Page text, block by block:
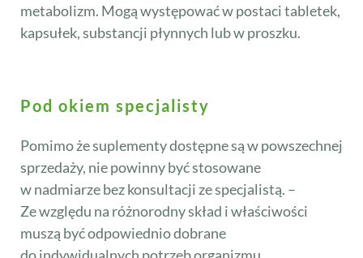
metabolizm. Mogą występować w postaci tabletek,
kapsułek, substancji płynnych lub w proszku.
Pod okiem specjalisty
Pomimo że suplementy dostępne są w powszechnej
sprzedaży, nie powinny być stosowane
w nadmiarze bez konsultacji ze specjalistą. –
Ze względu na różnorodny skład i właściwości
muszą być odpowiednio dobrane